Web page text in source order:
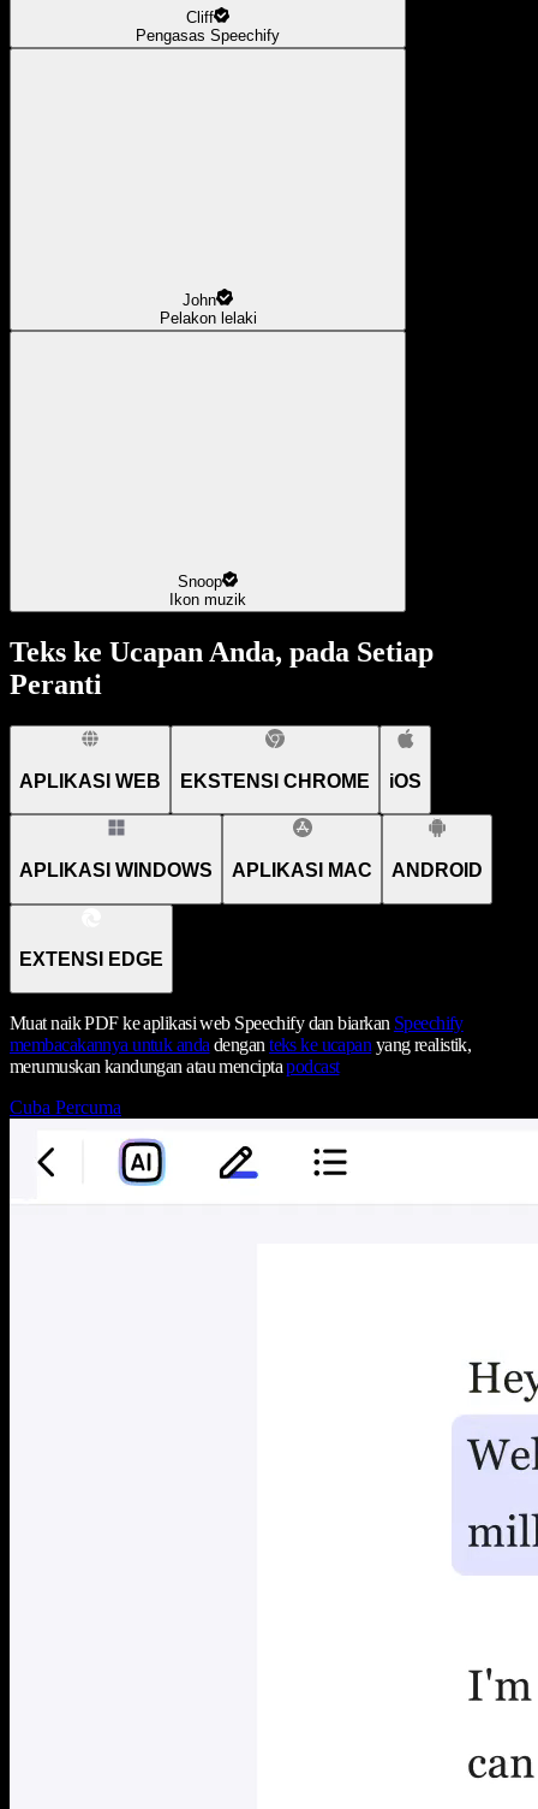
Cliff
Pengasas Speechify
John
Pelakon lelaki
Snoop
Ikon muzik
Teks ke Ucapan Anda, pada Setiap
Peranti
APLIKASI WEB EKSTENSI CHROME iOS
APLIKASI WINDOWS APLIKASI MAC ANDROID
EXTENSI EDGE
Muat naik PDF ke aplikasi web Speechify dan biarkan Speechify
membacakannya untuk anda denganteks ke ucapan yang realistik,
merumuskan kandungan atau menciptapodcast
Cuba Percuma